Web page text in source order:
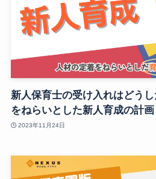
新人保育士の受け入れはどう
をねらいとした新人育成の計
2023年11月24日